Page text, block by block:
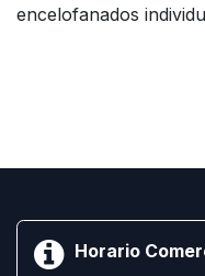
encelofanados
Horario